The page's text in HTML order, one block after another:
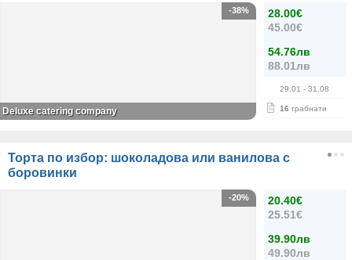
28.00€
45.00€
54.76лв
88.01лв
29.01 - 31.08
16 грабнати
-38%
Deluxe catering company
Торта по избор: шоколадова или ванилова с
боровинки
20.40€
25.51€
39.90лв
49.90лв
-20%